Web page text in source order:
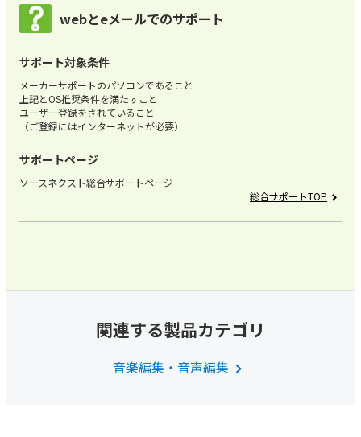
webとeメールでのサポート
サポート対象条件
メーカーサポートのパソコンであること
上記とOS推奨条件を満たすこと
ユーザー登録をされていること
（ご登録にはインターネットが必要）
サポートページ
ソースネクスト総合サポートページ
総合サポートTOP
関連する製品カテゴリ
音楽編集・音声編集